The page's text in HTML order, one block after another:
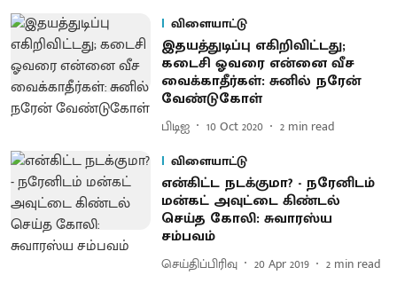
விளையாட்டு
இதயத்துடிப்பு எகிறிவிட்டது;
கடைசி ஓவரை என்னை வீச
வைக்காதீர்கள்: சுனில் நரேன்
வேண்டுகோள்
பிடிஐ 10 Oct 2020 2 min read
விளையாட்டு
என்கிட்ட நடக்குமா? - நரேனிடம்
மன்கட் அவுட்டை கிண்டல்
செய்த கோலி: சுவாரஸ்ய
சம்பவம்
செய்திப்பிரிவு 20 Apr 2019 2 min read